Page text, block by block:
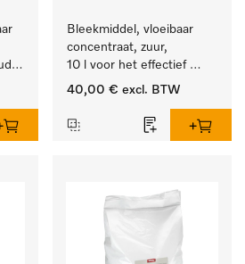
Bleekmiddel, vloeibaar
concentraat, zuur,
10 l voor het effectief
verwijderen van
40,00 € excl. BTW